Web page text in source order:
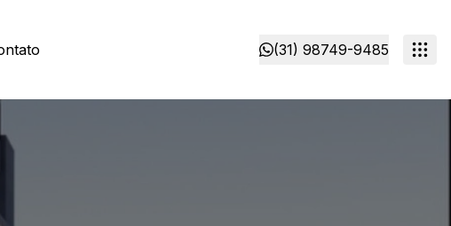
(31) 98749-9485